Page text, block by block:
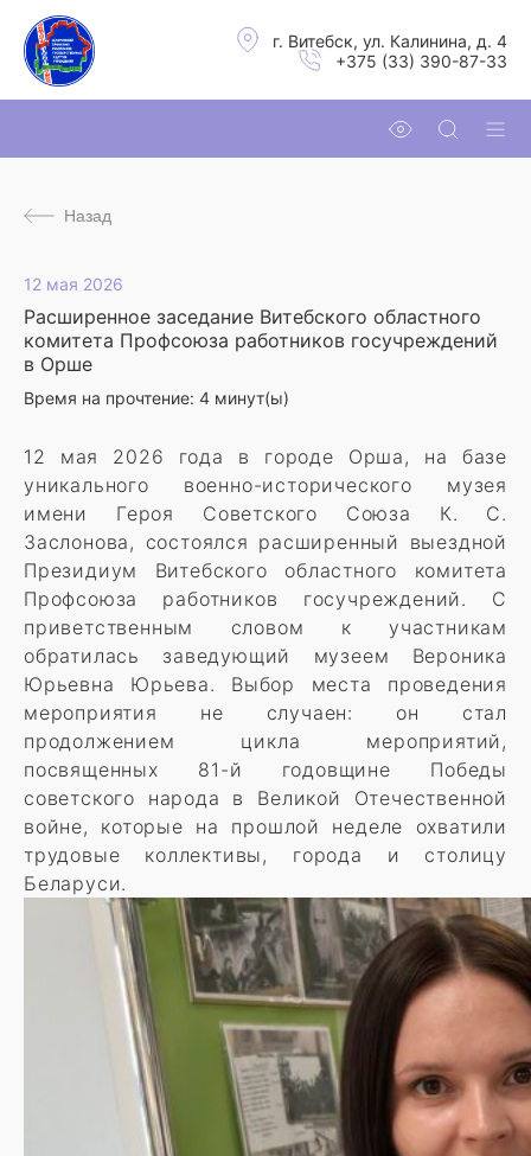
г. Витебск, ул. Калинина, д. 4
+375 (33) 390-87-33
Назад
12 мая 2026
Расширенное заседание Витебского областного
комитета Профсоюза работников госучреждений
в Орше
Время на прочтение: 4 минут(ы)
12 мая 2026 года в городе Орша, на базе
уникального военно-исторического музея
имени Героя Советского Союза К. С.
Заслонова, состоялся расширенный выездной
Президиум Витебского областного комитета
Профсоюза работников госучреждений. С
приветственным словом к участникам
обратилась заведующий музеем Вероника
Юрьевна Юрьева. Выбор места проведения
мероприятия не случаен: он стал
продолжением цикла мероприятий,
посвященных 81-й годовщине Победы
советского народа в Великой Отечественной
войне, которые на прошлой неделе охватили
трудовые коллективы, города и столицу
Беларуси.